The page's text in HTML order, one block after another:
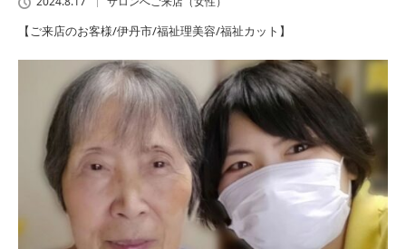
【ご来店のお客様/伊丹市/福祉理美容/福祉カット】